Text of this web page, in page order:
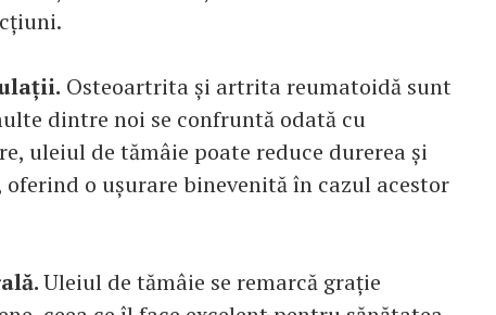
Osteoartrita și artrita reumatoidă sunt
dintre noi se confruntă odată cu
uleiul de tămâie poate reduce durerea și
o ușurare binevenită în cazul acestor
Uleiul de tămâie se remarcă grație